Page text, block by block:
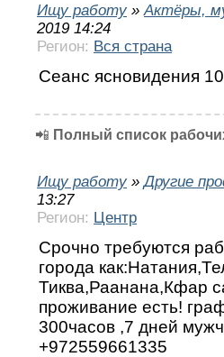
Ищу работу » Актёры,
2019 14:24
Регион: Вся страна
Сеанс ясновидения
📲 Полный список
Ищу работу »Другие
13:27
Регион: Центр
Срочно требуются
города
Тиква,Раанана,Кфар
проживание есть!
300часов ,7 дней
+972559661335